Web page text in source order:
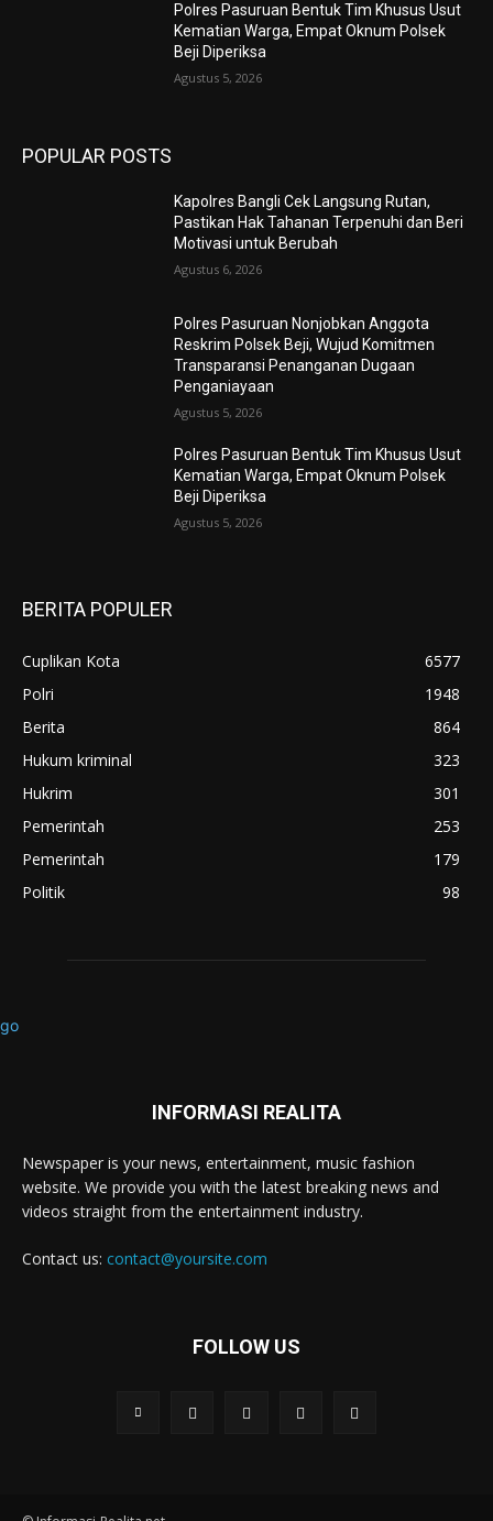
Polres Pasuruan Bentuk Tim Khusus Usut
Kematian Warga, Empat Oknum Polsek
Beji Diperiksa
Agustus 5, 2026
POPULAR POSTS
Kapolres Bangli Cek Langsung Rutan,
Pastikan Hak Tahanan Terpenuhi dan Beri
Motivasi untuk Berubah
Agustus 6, 2026
Polres Pasuruan Nonjobkan Anggota
Reskrim Polsek Beji, Wujud Komitmen
Transparansi Penanganan Dugaan
Penganiayaan
Agustus 5, 2026
Polres Pasuruan Bentuk Tim Khusus Usut
Kematian Warga, Empat Oknum Polsek
Beji Diperiksa
Agustus 5, 2026
BERITA POPULER
Cuplikan Kota
6577
Polri
1948
Berita
864
Hukum kriminal
323
Hukrim
301
Pemerintah
253
Pemerintah
179
Politik
98
INFORMASI REALITA
Newspaper is your news, entertainment, music fashion
website. We provide you with the latest breaking news and
videos straight from the entertainment industry.
Contact us: contact@yoursite.com
FOLLOW US